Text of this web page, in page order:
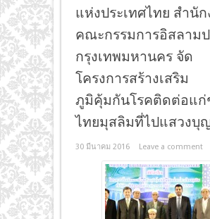
แห่งประเทศไทย สำนั
คณะกรรมการอิสลามป
กรุงเทพมหานคร จัด
โครงการสร้างเสริม
ภูมิคุ้มกันโรคติดต่อแก่
ไทยมุสลิมที่ไปแสวงบุ
30 มีนาคม 2016 Leave a comment